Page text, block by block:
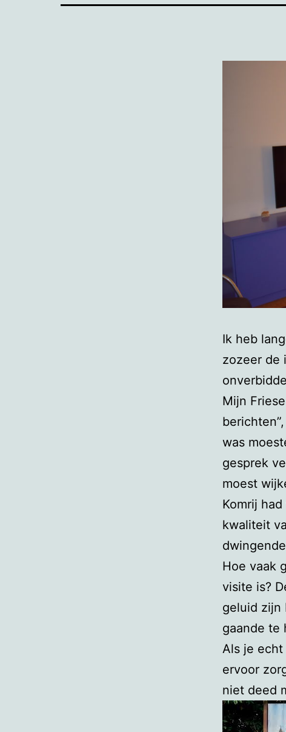
Ik heb
zozeer de
Mijn
was
gesprek
moest
Komrij
kwaliteit
Hoe vaak
visite is?
geluid zijn
gaande te
Als je echt
ervoor
niet deed